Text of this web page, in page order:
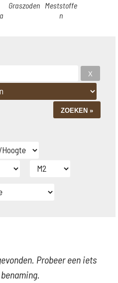
Graszoden Meststoffe
n
Probeer een iets